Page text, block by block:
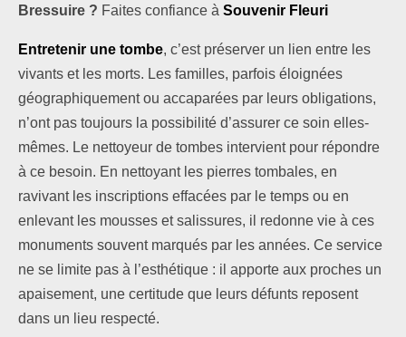
Boutique
Contact
Bressuire ? Faites confiance à Souvenir Fleuri
Entretenir une tombe, c’est préserver un lien entre les
vivants et les morts. Les familles, parfois éloignées
géographiquement ou accaparées par leurs obligations,
n’ont pas toujours la possibilité d’assurer ce soin elles-
mêmes. Le nettoyeur de tombes intervient pour répondre
à ce besoin. En nettoyant les pierres tombales, en
ravivant les inscriptions effacées par le temps ou en
enlevant les mousses et salissures, il redonne vie à ces
monuments souvent marqués par les années. Ce service
ne se limite pas à l’esthétique : il apporte aux proches un
apaisement, une certitude que leurs défunts reposent
dans un lieu respecté.